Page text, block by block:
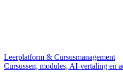
Leerplatform & Cursusmanagement
Cursussen, modules, AI-vertaling en